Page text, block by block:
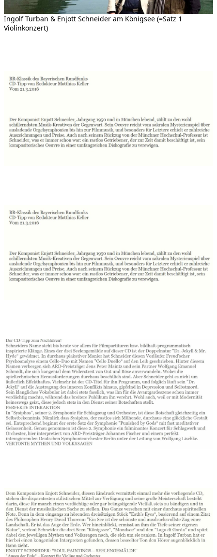
Ingolf Turban & Enjott Schneider am Königsee (=Satz 1
Violinkonzert)